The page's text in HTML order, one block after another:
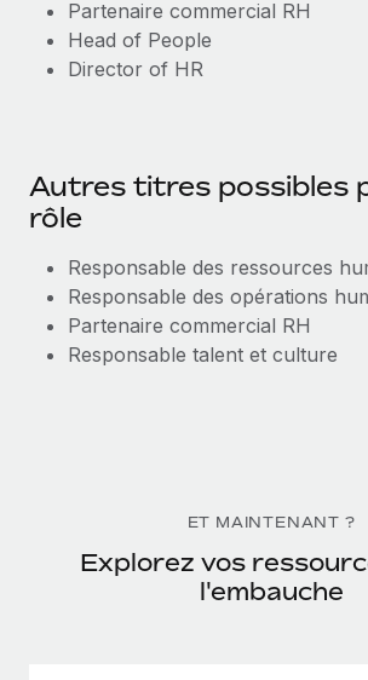
Partenaire commercial RH
Head of People
Director of HR
Autres titres possibles
rôle
Responsable des ressources
Responsable des opérations
Partenaire commercial RH
Responsable talent et culture
ET MAINTENANT ?
Explorez vos
l'embauche